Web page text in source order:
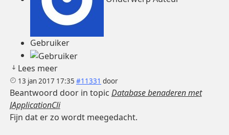
Gebruiker
Lees meer
13 jan 2017 17:35 #11331 door
Beantwoord door in topic Database benaderen met
JApplicationCli
Fijn dat er zo wordt meegedacht.